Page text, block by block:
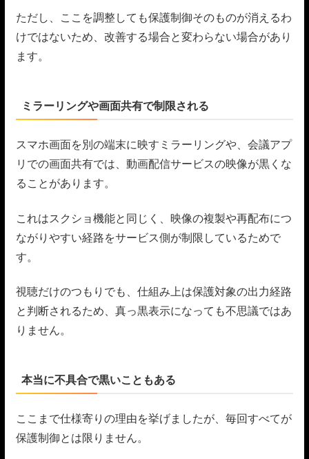
ただし、ここを調整しても保護制御そのものが消えるわ
けではないため、改善する場合と変わらない場合があり
ます。
ミラーリングや画面共有で制限される
スマホ画面を別の端末に映すミラーリングや、会議アプ
リでの画面共有では、動画配信サービスの映像が黒くな
ることがあります。
これはスクショ機能と同じく、映像の複製や再配布につ
ながりやすい経路をサービス側が制限しているためで
す。
視聴だけのつもりでも、仕組み上は保護対象の出力経路
と判断されるため、真っ黒表示になっても不思議ではあ
りません。
本当に不具合で黒いこともある
ここまで仕様寄りの理由を挙げましたが、毎回すべてが
保護制御とは限りません。